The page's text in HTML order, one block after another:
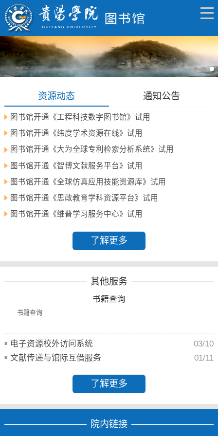
资源动态 通知公告
图书馆开通《工程科技数字图书馆》试用
图书馆开通《纬度学术资源在线》试用
图书馆开通《大为全球专利检索分析系统》试用
图书馆开通《智博文献服务平台》试用
图书馆开通《全球仿真应用技能资源库》试用
图书馆开通《思政教育学科资源平台》试用
图书馆开通《维普学习服务中心》试用
了解更多
其他服务
书籍查询
书籍查询
03/10
电子资源校外访问系统
01/11
文献传递与馆际互借服务
了解更多
院内链接